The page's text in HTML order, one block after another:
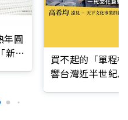
年圓
新
買不起的「單程
響台灣近半世紀